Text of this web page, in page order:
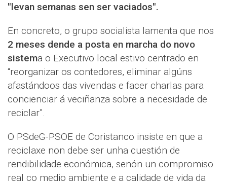
"levan semanas sen ser vaciados".
En concreto, o grupo socialista lamenta que nos
2 meses dende a posta en marcha do novo
sistema o Executivo local estivo centrado en
“reorganizar os contedores, eliminar algúns
afastándoos das vivendas e facer charlas para
concienciar á veciñanza sobre a necesidade de
reciclar”.
O PSdeG-PSOE de Coristanco insiste en que a
reciclaxe non debe ser unha cuestión de
rendibilidade económica, senón un compromiso
real co medio ambiente e a calidade de vida da